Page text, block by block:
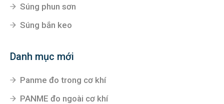
Súng phun sơn
Súng bắn keo
Danh mục mới
Panme đo trong cơ khí
PANME đo ngoài cơ khí